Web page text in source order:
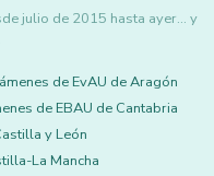
julio de 2015 hasta ayer... y
de EvAU de Aragón
de EBAU de Cantabria
y León
La Mancha